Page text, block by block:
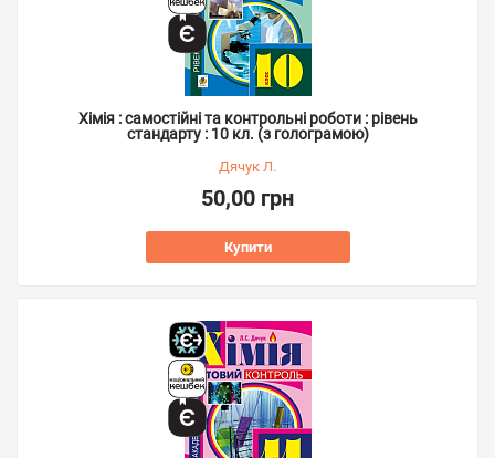
Хімія : самостійні та контрольні роботи : рівень
стандарту : 10 кл. (з голограмою)
Дячук Л.
50,00 грн
Купити